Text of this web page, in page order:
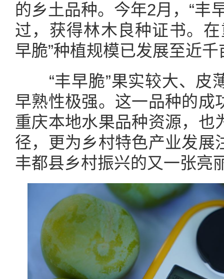
的乡土品种。今年2月，“丰
过，获得林木良种证书。
早脆”种植规模已发展至近千
“丰早脆”果实较大、皮
早熟性极强。这一品种的成
重庆本地水果品种资源，也
径，更为乡村特色产业发展
丰都县乡村振兴的又一张亮